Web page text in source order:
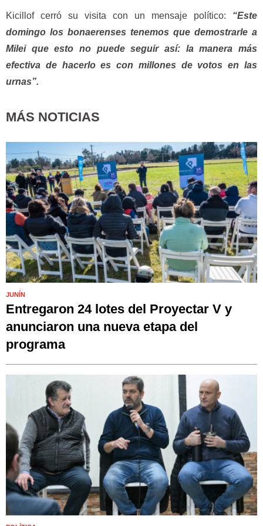
Kicillof cerró su visita con un mensaje político: “Este
domingo los bonaerenses tenemos que demostrarle a
Milei que esto no puede seguir así: la manera más
efectiva de hacerlo es con millones de votos en las
urnas”.
MÁS NOTICIAS
JUNÍN
Entregaron 24 lotes del Proyectar V y
anunciaron una nueva etapa del
programa